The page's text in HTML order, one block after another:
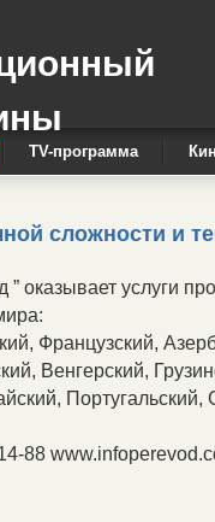
TV-программа
сложности и
оказывает услуги
Французский,
Венгерский,
88